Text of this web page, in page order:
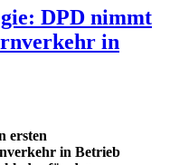
DPD nimmt
in
ersten
in Betrieb